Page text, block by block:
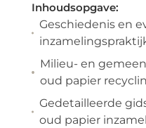
Inhoudsopgave:
Geschiedenis en
Milieu- en
oud papier
Gedetailleerde
oud papier